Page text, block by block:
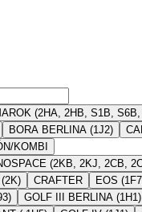
(2HA, 2HB, S1B,
BORA BERLINA (1J2)
KOMBI
(2KB, 2KJ, 2CB,
CRAFTER EOS
GOLF III BERLINA (1H1)